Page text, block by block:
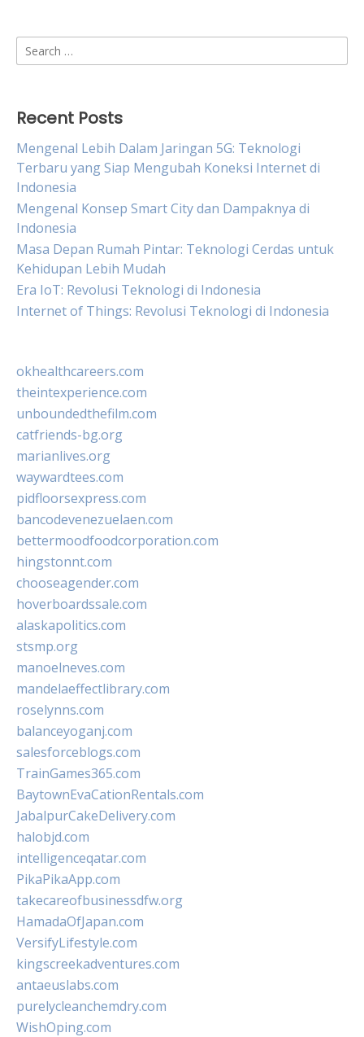
Search
for:
Recent Posts
Mengenal Lebih Dalam Jaringan 5G: Teknologi
Terbaru yang Siap Mengubah Koneksi Internet di
Indonesia
Mengenal Konsep Smart City dan Dampaknya di
Indonesia
Masa Depan Rumah Pintar: Teknologi Cerdas untuk
Kehidupan Lebih Mudah
Era IoT: Revolusi Teknologi di Indonesia
Internet of Things: Revolusi Teknologi di Indonesia
okhealthcareers.com
theintexperience.com
unboundedthefilm.com
catfriends-bg.org
marianlives.org
waywardtees.com
pidfloorsexpress.com
bancodevenezuelaen.com
bettermoodfoodcorporation.com
hingstonnt.com
chooseagender.com
hoverboardssale.com
alaskapolitics.com
stsmp.org
manoelneves.com
mandelaeffectlibrary.com
roselynns.com
balanceyoganj.com
salesforceblogs.com
TrainGames365.com
BaytownEvaCationRentals.com
JabalpurCakeDelivery.com
halobjd.com
intelligenceqatar.com
PikaPikaApp.com
takecareofbusinessdfw.org
HamadaOfJapan.com
VersifyLifestyle.com
kingscreekadventures.com
antaeuslabs.com
purelycleanchemdry.com
WishOping.com